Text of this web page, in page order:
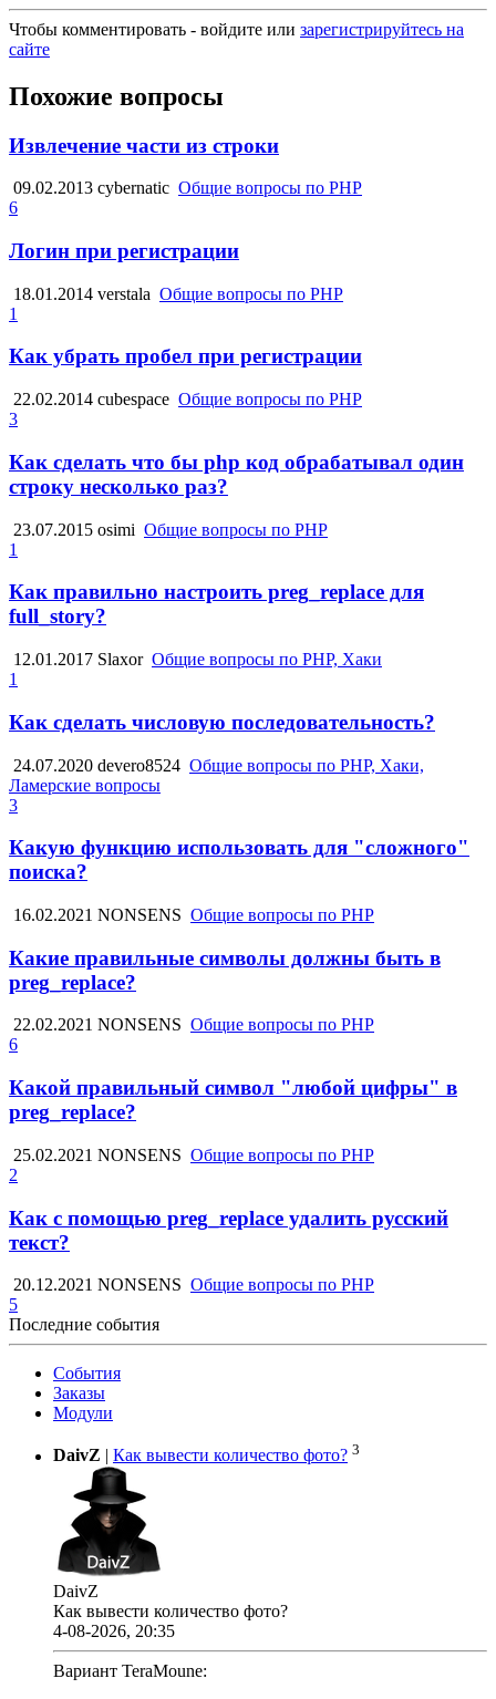
Чтобы комментировать - войдите или зарегистрируйтесь на
сайте
Похожие вопросы
Извлечение части из строки
09.02.2013 cybernatic Общие вопросы по PHP
6
Логин при регистрации
18.01.2014 verstala Общие вопросы по PHP
1
Как убрать пробел при регистрации
22.02.2014 cubespace Общие вопросы по PHP
3
Как сделать что бы php код обрабатывал один
строку несколько раз?
23.07.2015 osimi Общие вопросы по PHP
1
Как правильно настроить preg_replace для
full_story?
12.01.2017 Slaxor Общие вопросы по PHP, Хаки
1
Как сделать числовую последовательность?
24.07.2020 devero8524 Общие вопросы по PHP, Хаки,
Ламерские вопросы
3
Какую функцию использовать для "сложного"
поиска?
16.02.2021 NONSENS Общие вопросы по PHP
Какие правильные символы должны быть в
preg_replace?
22.02.2021 NONSENS Общие вопросы по PHP
6
Какой правильный символ "любой цифры" в
preg_replace?
25.02.2021 NONSENS Общие вопросы по PHP
2
Как с помощью preg_replace удалить русский
текст?
20.12.2021 NONSENS Общие вопросы по PHP
5
Последние события
События
Заказы
Модули
DaivZ Как вывести количество фото? 3
DaivZ
Как вывести количество фото?
4-08-2026, 20:35
Вариант TeraMoune: